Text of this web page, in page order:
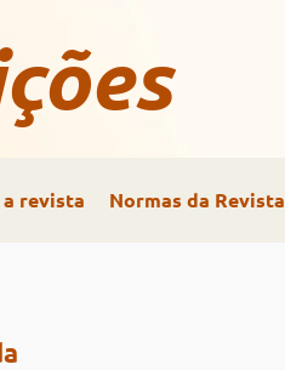
revista Normas da Revista